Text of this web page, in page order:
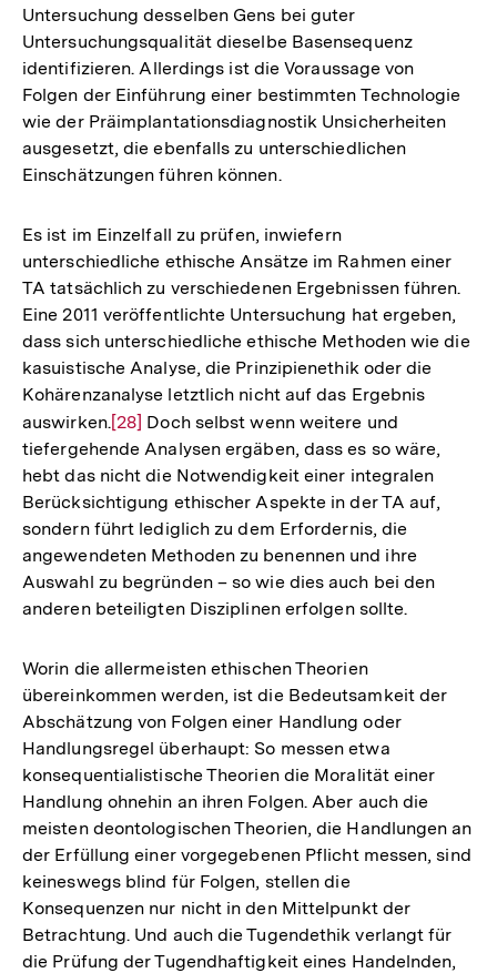
Untersuchung desselben Gens bei guter
Untersuchungsqualität dieselbe Basensequenz
identifizieren. Allerdings ist die Voraussage von
Folgen der Einführung einer bestimmten Technologie
wie der Präimplantationsdiagnostik Unsicherheiten
ausgesetzt, die ebenfalls zu unterschiedlichen
Einschätzungen führen können.
Es ist im Einzelfall zu prüfen, inwiefern
unterschiedliche ethische Ansätze im Rahmen einer
TA tatsächlich zu verschiedenen Ergebnissen führen.
Eine 2011 veröffentlichte Untersuchung hat ergeben,
dass sich unterschiedliche ethische Methoden wie die
kasuistische Analyse, die Prinzipienethik oder die
Kohärenzanalyse letztlich nicht auf das Ergebnis
auswirken.Zur
Auflösung
der
Fußnote
[28] Doch selbst wenn weitere und
tiefergehende Analysen ergäben, dass es so wäre,
hebt das nicht die Notwendigkeit einer integralen
Berücksichtigung ethischer Aspekte in der TA auf,
sondern führt lediglich zu dem Erfordernis, die
angewendeten Methoden zu benennen und ihre
Auswahl zu begründen – so wie dies auch bei den
anderen beteiligten Disziplinen erfolgen sollte.
Worin die allermeisten ethischen Theorien
übereinkommen werden, ist die Bedeutsamkeit der
Abschätzung von Folgen einer Handlung oder
Handlungsregel überhaupt: So messen etwa
konsequentialistische Theorien die Moralität einer
Handlung ohnehin an ihren Folgen. Aber auch die
meisten deontologischen Theorien, die Handlungen an
der Erfüllung einer vorgegebenen Pflicht messen, sind
keineswegs blind für Folgen, stellen die
Konsequenzen nur nicht in den Mittelpunkt der
Betrachtung. Und auch die Tugendethik verlangt für
die Prüfung der Tugendhaftigkeit eines Handelnden,